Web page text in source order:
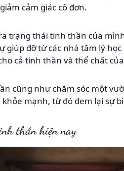
cảm giác cô đơn.
trạng thái tinh thần của
giúp đỡ từ các nhà tâm lý
cả tinh thần và thể chất
cũng như chăm sóc một
mạnh, từ đó đem lại sự
thần hiện nay